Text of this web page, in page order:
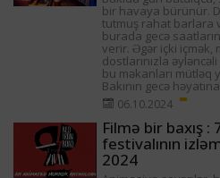
bir havaya bürünür.
tutmuş rahat barlara
burada gecə
verir. Əgər içki içmək,
dostlarınızla
bu məkanları mütləq
Bakının gecə
06.10.2024
Filmə bir baxış :
festivalının
2024